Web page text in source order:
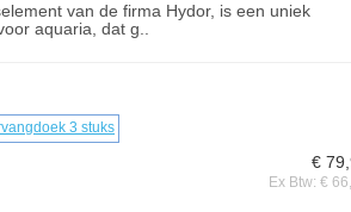
van de firma Hydor, is een uniek
aquaria, dat g..
€
Ex Btw: €